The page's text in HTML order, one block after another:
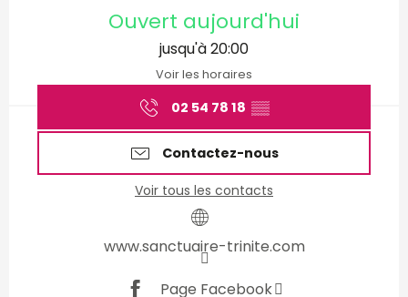
Ouvert aujourd'hui
jusqu'à 20:00
Voir les horaires
02 54 78 18 ▒▒
Contactez-nous
Voir tous les contacts
www.sanctuaire-trinite.com
Page Facebook